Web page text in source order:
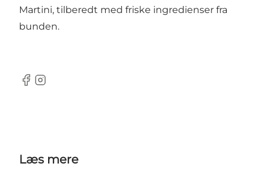
Martini, tilberedt med friske ingredienser fra
bunden.
Facebook
Instagram
Læs mere